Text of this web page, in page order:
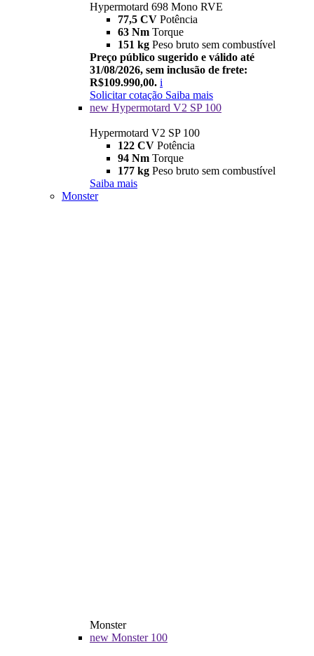
Hypermotard 698 Mono RVE
77,5 CV Potência
63 Nm Torque
151 kg Peso bruto sem combustível
Preço público sugerido e válido até
31/08/2026, sem inclusão de frete:
R$109.990,00. i
Solicitar cotação Saiba mais
new Hypermotard V2 SP 100
Hypermotard V2 SP 100
122 CV Potência
94 Nm Torque
177 kg Peso bruto sem combustível
Saiba mais
Monster
Monster
new Monster 100